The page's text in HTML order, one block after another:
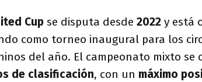
Cup se disputa desde 2022 y está
como torneo inaugural para los
del año. El campeonato mixto
de clasificación, con un máximo